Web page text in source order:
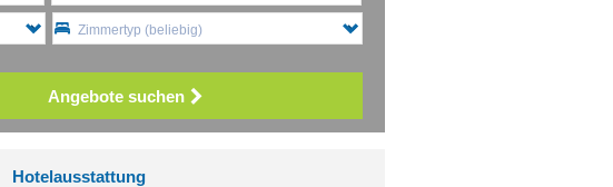
Zimmertyp (beliebig)
Angebote suchen
Hotelausstattung